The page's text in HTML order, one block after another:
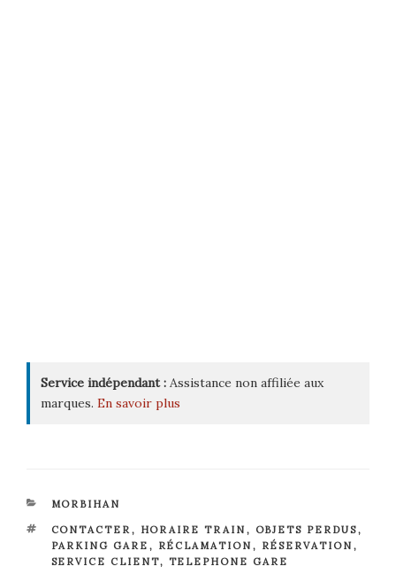
Service indépendant : Assistance non affiliée aux
marques. En savoir plus
CATÉGORIES
MORBIHAN
ÉTIQUETTES
CONTACTER, HORAIRE TRAIN , OBJETS PERDUS,
PARKING GARE , RÉCLAMATION , RÉSERVATION ,
SERVICE CLIENT, TELEPHONE GARE